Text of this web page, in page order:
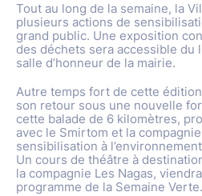
Tout au long de la semaine, la
plusieurs actions de
grand public. Une exposition
des déchets sera accessible du
salle d’honneur de la mairie.
Autre temps fort de cette
son retour sous une nouvelle
cette balade de 6 kilomètres,
avec le Smirtom et la
sensibilisation à
Un cours de théâtre à
la compagnie Les Nagas,
programme de la Semaine Verte.